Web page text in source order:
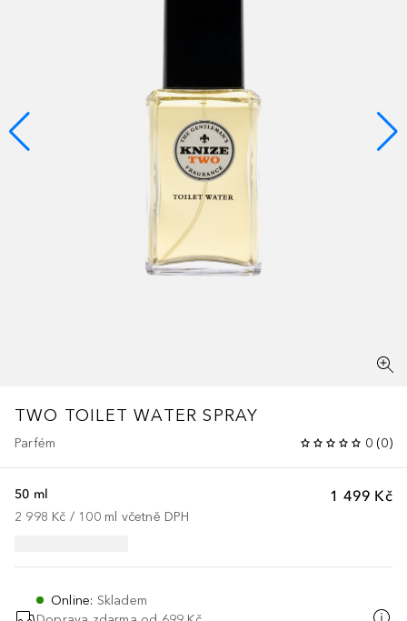
TWO TOILET WATER SPRAY
Parfém 0 (0)
1 499 Kč
50 ml
2 998 Kč / 100 ml včetně DPH
Online: Skladem